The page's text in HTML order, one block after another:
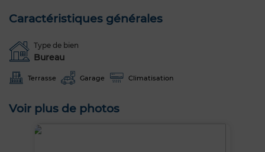
Caractéristiques générales
Type de bien
Bureau
Terrasse Garage Climatisation
Voir plus de photos